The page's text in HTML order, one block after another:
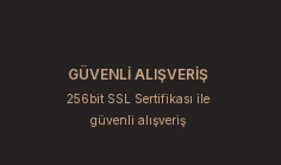
GÜVENLİ ALIŞVERİŞ
256bit SSL Sertifikası ile
güvenli alışveriş